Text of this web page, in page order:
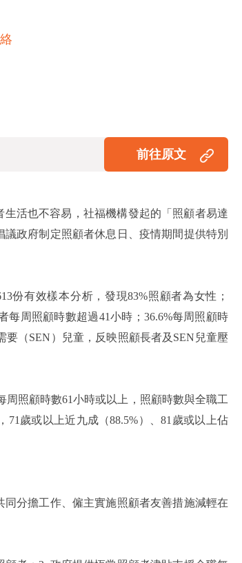
前往原文
活也不容易，社福機構發起的「照顧者易達
政府制定照顧者休息日、疫情期間提供特別
份有效樣本分析，發現83%照顧者為女性；
每周照顧時數超過41小時；36.6%每周照顧時
要（SEN）兒童，反映照顧長者及SEN兒童壓
周照顧時數61小時或以上，照顧時數與全職工
歲或以上近九成（88.5%）、81歲或以上佔
同分擔工作、僱主實施照顧者友善措施減輕在